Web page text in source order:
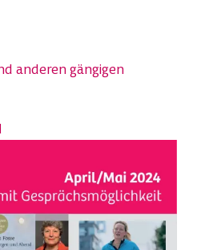
anderen gängigen